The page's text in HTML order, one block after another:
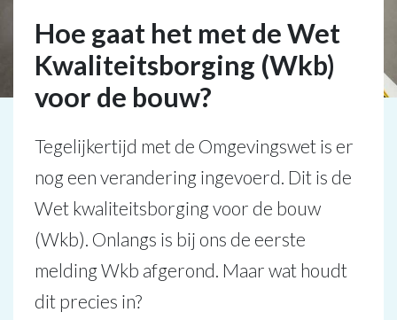
Hoe gaat het met de Wet
Kwaliteitsborging (Wkb)
voor de bouw?
Tegelijkertijd met de Omgevingswet is er
nog een verandering ingevoerd. Dit is de
Wet kwaliteitsborging voor de bouw
(Wkb). Onlangs is bij ons de eerste
melding Wkb afgerond. Maar wat houdt
dit precies in?